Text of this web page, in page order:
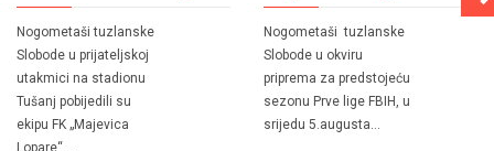
Nogometaši tuzlanske
Slobode u prijateljskoj
utakmici na stadionu
Tušanj pobijedili su
ekipu FK „Majevica
Nogometaši tuzlanske
Slobode u okviru
priprema za predstojeću
sezonu Prve lige FBIH, u
srijedu 5.augusta…